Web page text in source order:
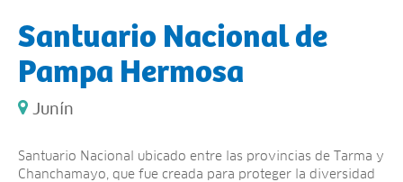
Santuario Nacional de
Pampa Hermosa
Junín
Santuario Nacional ubicado entre las provincias de Tarma y
Chanchamayo, que fue creada para proteger la diversidad